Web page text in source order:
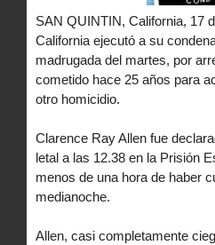
SAN QUINTIN, California, 17
California ejecutó a su
madrugada del martes, por
cometido hace 25 años para
otro homicidio.
Clarence Ray Allen fue
letal a las 12.38 en la Prisión
menos de una hora de haber
medianoche.
Allen, casi completamente